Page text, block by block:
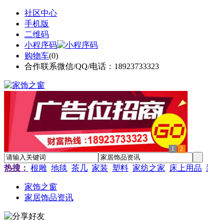
社区中心
手机版
二维码
小程序码
购物车(0)
合作联系微信/QQ/电话：18923733323
1 2
热搜： 根雕 地毯 茶几 家装 塑料 家纺之家 床上用品
家饰之窗
家居饰品资讯